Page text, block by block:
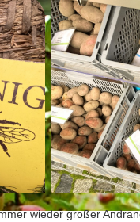
wieder großer